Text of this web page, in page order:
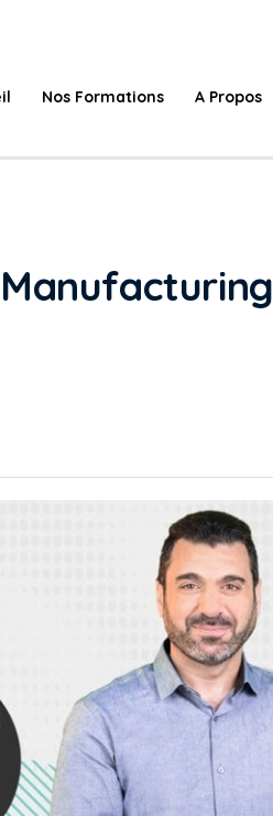
Nos Formations A Propos